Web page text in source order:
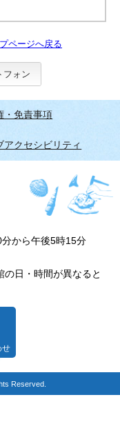
ページへ戻る
フォン
・免責事項
アクセシビリティ
から午後5時15分
の日・時間が異なると
せ
Reserved.